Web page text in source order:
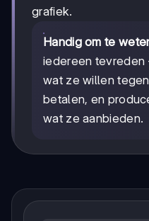
grafiek.
Handig om te
iedereen tevreden
wat ze willen
betalen, en
wat ze aanbieden.